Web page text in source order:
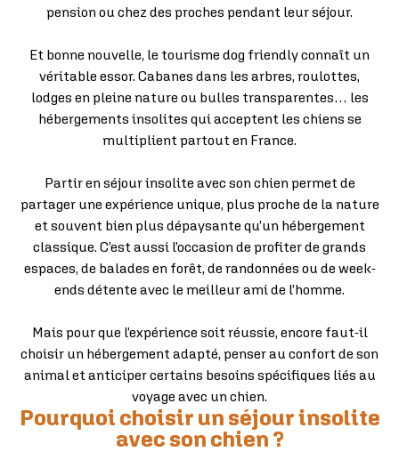
pension ou chez des proches pendant leur séjour.
Et bonne nouvelle, le tourisme dog friendly connaît un
véritable essor. Cabanes dans les arbres, roulottes,
lodges en pleine nature ou bulles transparentes… les
hébergements insolites qui acceptent les chiens se
multiplient partout en France.
Partir en séjour insolite avec son chien permet de
partager une expérience unique, plus proche de la nature
et souvent bien plus dépaysante qu’un hébergement
classique. C’est aussi l’occasion de profiter de grands
espaces, de balades en forêt, de randonnées ou de week-
ends détente avec le meilleur ami de l’homme.
Mais pour que l’expérience soit réussie, encore faut-il
choisir un hébergement adapté, penser au confort de son
animal et anticiper certains besoins spécifiques liés au
voyage avec un chien.
Pourquoi choisir un séjour insolite
avec son chien ?